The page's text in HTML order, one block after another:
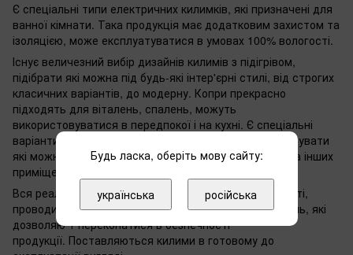
Є спеціальні типи електричних килимків, які призначені для
ванної кімнати. Така продукція має додатковим захистом та
ізоляцією, може експлуатуватися в умовах 100% вологості.
Існує величезний вибір дизайнів килимів з підігрівом,
підібрати які можна під будь-які інтер'єрні стилі, від строгих
класичних варіантів, до модерну. Копри прекрасно
підходять для віталень, спалень, можуть
використовуватися в передпокої і на кухні. Є спеціальні
варіанти виробів з підвищеною міцністю, використовувати
які можна в офісах, дитячих садах, квест кімнатах та інших
приміщеннях з високою прохідністю.
Вся реалізована продукція проходить контроль якості,
проводиться звірка всіх параметрів і ряд випробувань, які
дозволяю т переконатися в безпечності
продукції. Поставляються килими в готовому до
Будь ласка, оберіть мову сайту:
українська російська